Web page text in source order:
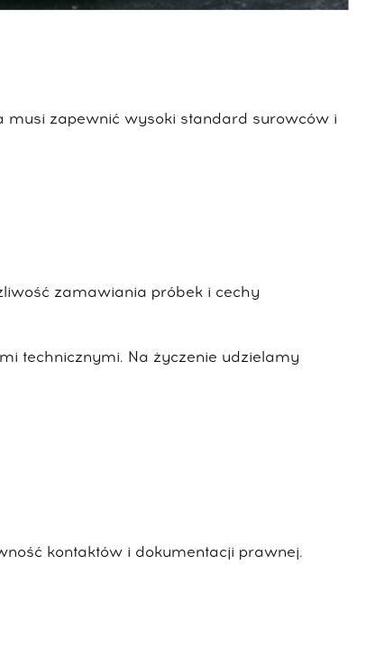
musi zapewnić wysoki standard surowców i
zamawiania próbek i cechy
technicznymi. Na życzenie udzielamy
kontaktów i dokumentacji prawnej.